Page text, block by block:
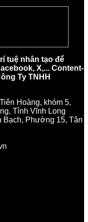
tuệ nhân tạo để
X,... Content-
Ty TNHH
Hoàng, khóm 5,
Tỉnh Vĩnh Long
Bạch, Phường 15, Tân